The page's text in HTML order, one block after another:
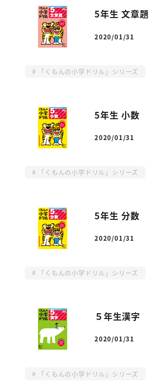
5年生 文章題
投稿日
2020/01/31
「くもんの小学ドリル」シリーズ
5年生 小数
投稿日
2020/01/31
「くもんの小学ドリル」シリーズ
5年生 分数
投稿日
2020/01/31
「くもんの小学ドリル」シリーズ
５年生漢字
投稿日
2020/01/31
「くもんの小学ドリル」シリーズ